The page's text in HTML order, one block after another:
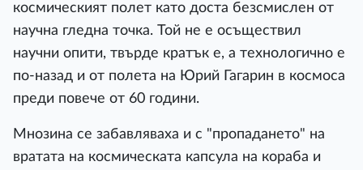
космическият полет като доста безсмислен от
научна гледна точка. Той не е осъществил
научни опити, твърде кратък е, а технологично е
по-назад и от полета на Юрий Гагарин в космоса
преди повече от 60 години.
Мнозина се забавляваха и с "пропадането" на
вратата на космическата капсула на кораба и